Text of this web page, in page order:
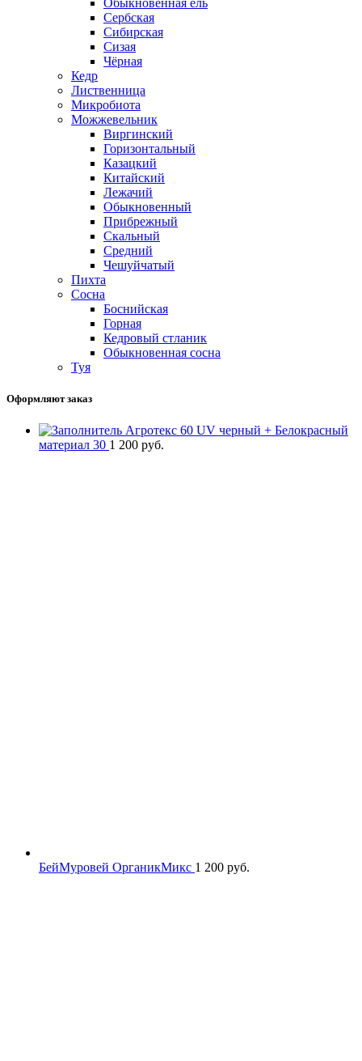
Обыкновенная ель
Сербская
Сибирская
Сизая
Чёрная
Кедр
Лиственница
Микробиота
Можжевельник
Виргинский
Горизонтальный
Казацкий
Китайский
Лежачий
Обыкновенный
Прибрежный
Скальный
Средний
Чешуйчатый
Пихта
Сосна
Боснийская
Горная
Кедровый стланик
Обыкновенная сосна
Туя
Оформляют заказ
Агротекс 60 UV черный + Белокрасный
материал 30 1 200 руб.
БейМуровей ОрганикМикс 1 200 руб.